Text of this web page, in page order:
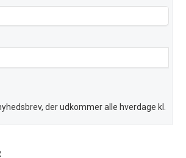
der udkommer alle hverdage kl.